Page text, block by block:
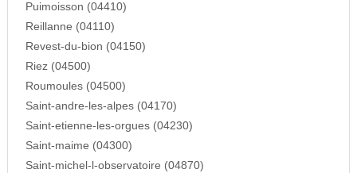
Puimoisson (04410)
Reillanne (04110)
Revest-du-bion (04150)
Riez (04500)
Roumoules (04500)
Saint-andre-les-alpes (04170)
Saint-etienne-les-orgues (04230)
Saint-maime (04300)
Saint-michel-l-observatoire (04870)